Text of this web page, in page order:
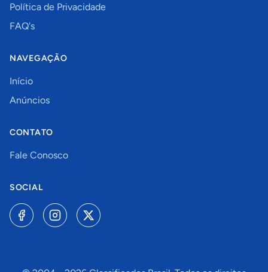
Política de Privacidade
FAQ's
NAVEGAÇÃO
Início
Anúncios
CONTATO
Fale Conosco
SOCIAL